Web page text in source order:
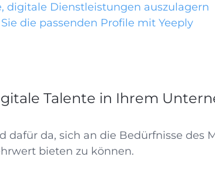
digitale Dienstleistungen auszulagern
die passenden Profile mit Yeeply
Talente in Ihrem
dafür da, sich an die Bedürfnisse des
bieten zu können.